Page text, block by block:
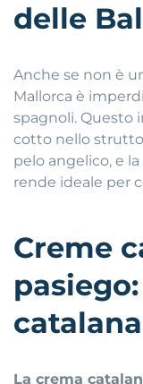
delle
Anche se non è
Mallorca è
spagnoli. Questo
cotto nello
pelo angelico, e
rende ideale per
Creme
La crema